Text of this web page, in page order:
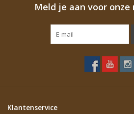
Meld je aan voor onze
Klantenservice